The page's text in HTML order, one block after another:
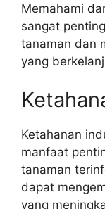
Memahami
sangat
tanaman dan
yang
Ketahanan
manfaat
tanaman
dapat
yang